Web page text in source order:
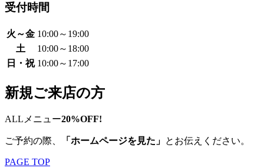
受付時間
火～金 10:00～19:00
土
10:00～18:00
日・祝 10:00～17:00
新規ご来店の方
ALLメニュー20%OFF!
ご予約の際、 「ホームページを見た」 とお伝えください。
PAGE TOP